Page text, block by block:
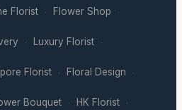
Florist · Flower Shop ·
· Luxury Florist ·
Florist · Floral Design ·
Bouquet · HK Florist ·